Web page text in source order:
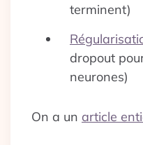
terminent)
dropout
neurones)
On a un article